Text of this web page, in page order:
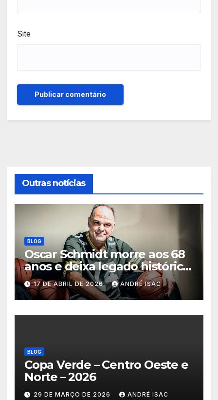
Site
Outras notícias
BLOG
Oscar Schmidt morre aos 68
anos e deixa legado histórico
no basquete mundial
17 DE ABRIL DE 2026 ANDRÉ ISAC
BLOG
Copa Verde – Centro Oeste e
Norte – 2026
29 DE MARÇO DE 2026 ANDRÉ ISAC